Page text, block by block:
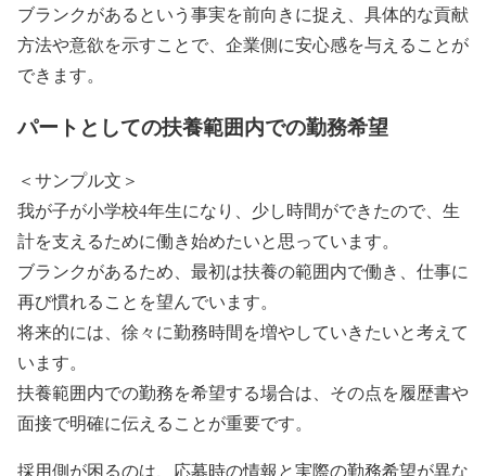
ブランクがあるという事実を前向きに捉え、具体的な貢献
方法や意欲を示すことで、企業側に安心感を与えることが
できます。
パートとしての扶養範囲内での勤務希望
＜サンプル文＞
我が子が小学校4年生になり、少し時間ができたので、生
計を支えるために働き始めたいと思っています。
ブランクがあるため、最初は扶養の範囲内で働き、仕事に
再び慣れることを望んでいます。
将来的には、徐々に勤務時間を増やしていきたいと考えて
います。
扶養範囲内での勤務を希望する場合は、その点を履歴書や
面接で明確に伝えることが重要です。
採用側が困るのは、応募時の情報と実際の勤務希望が異な